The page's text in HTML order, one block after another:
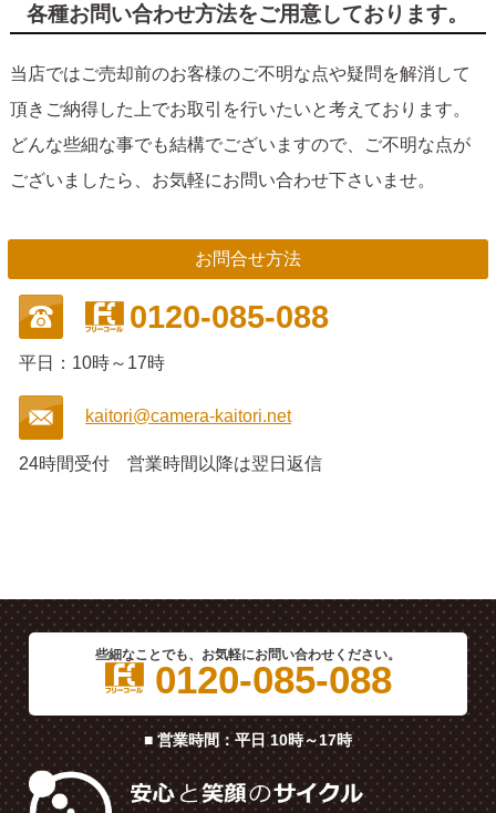
各種お問い合わせ方法をご用意しております。
当店ではご売却前のお客様のご不明な点や疑問を解消して
頂きご納得した上でお取引を行いたいと考えております。
どんな些細な事でも結構でございますので、ご不明な点が
ございましたら、お気軽にお問い合わせ下さいませ。
お問合せ方法
0120-085-088
平日：10時～17時
kaitori@camera-kaitori.net
24時間受付 営業時間以降は翌日返信
些細なことでも、お気軽にお問い合わせください。
0120-085-088
■ 営業時間：平日 10時～17時